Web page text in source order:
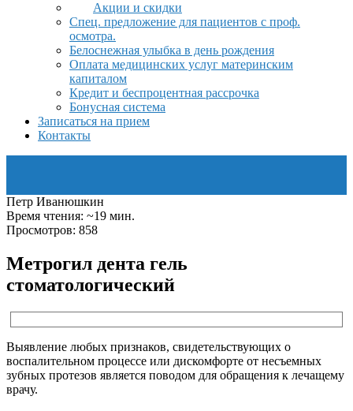
Акции и скидки
Спец. предложение для пациентов с проф.
осмотра.
Белоснежная улыбка в день рождения
Оплата медицинских услуг материнским
капиталом
Кредит и беспроцентная рассрочка
Бонусная система
Записаться на прием
Контакты
Петр Иванюшкин
Время чтения: ~19 мин.
Просмотров: 858
Метрогил дента гель
стоматологический
Выявление любых признаков, свидетельствующих о
воспалительном процессе или дискомфорте от несъемных
зубных протезов является поводом для обращения к лечащему
врачу.